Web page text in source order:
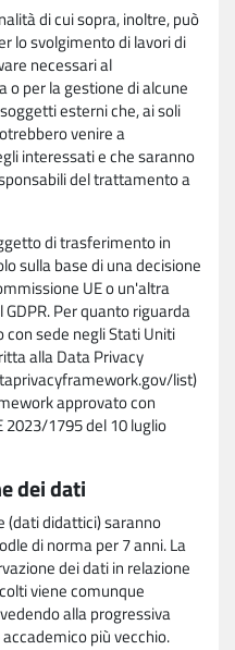
di cui sopra, inoltre, può
lo svolgimento di lavori di
necessari al
per la gestione di alcune
esterni che, ai soli
venire a
interessati e che saranno
del trattamento a
di trasferimento in
sulla base di una decisione
UE o un'altra
Per quanto riguarda
sede negli Stati Uniti
alla Data Privacy
list)
approvato con
2023/1795 del 10 luglio
dei dati
(dati didattici) saranno
di norma per 7 anni. La
dei dati in relazione
viene comunque
alla progressiva
più vecchio.